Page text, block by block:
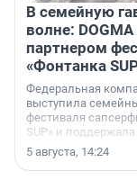
В семейную
волне: DOGMA
партнером
«Фонтанка
Федеральная
выступила
фестиваля
SUP» и
ярких и
«SUP-свадьба».
5 августа, 14:24